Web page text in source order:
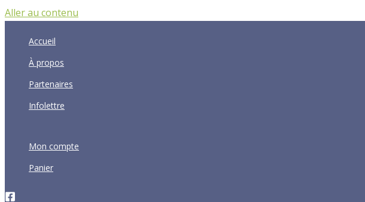
Aller au contenu
Accueil
À propos
Partenaires
Infolettre
Mon compte
Panier